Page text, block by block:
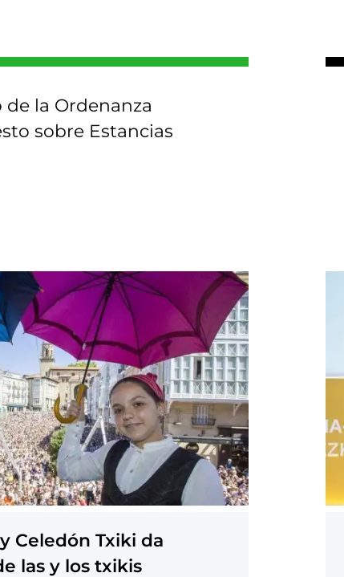
la Ordenanza
sobre Estancias
Celedón Txiki da
las y los txikis